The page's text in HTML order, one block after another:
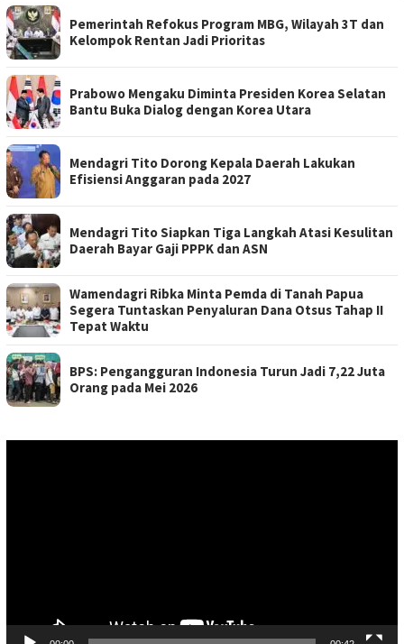
Pemerintah Refokus Program MBG, Wilayah 3T dan
Kelompok Rentan Jadi Prioritas
Prabowo Mengaku Diminta Presiden Korea Selatan
Bantu Buka Dialog dengan Korea Utara
Mendagri Tito Dorong Kepala Daerah Lakukan
Efisiensi Anggaran pada 2027
Mendagri Tito Siapkan Tiga Langkah Atasi Kesulitan
Daerah Bayar Gaji PPPK dan ASN
Wamendagri Ribka Minta Pemda di Tanah Papua
Segera Tuntaskan Penyaluran Dana Otsus Tahap II
Tepat Waktu
BPS: Pengangguran Indonesia Turun Jadi 7,22 Juta
Orang pada Mei 2026